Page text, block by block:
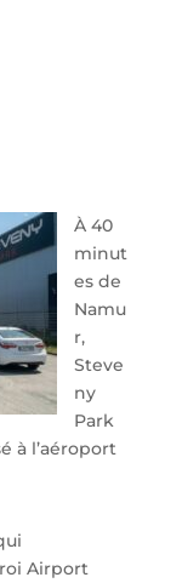
À 40
minut
es de
Namu
r,
Steve
ny
Park
à l’aéroport
Airport